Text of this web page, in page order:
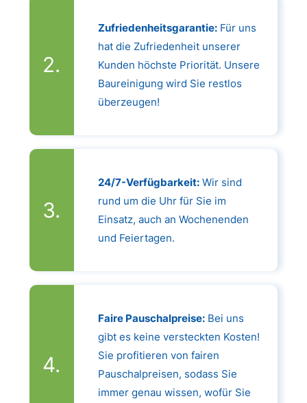
Zufriedenheitsgarantie:Für uns
hat die Zufriedenheit unserer
Kunden höchste Priorität. Unsere
Baureinigung wird Sie restlos
überzeugen!
24/7-Verfügbarkeit:Wir sind
rund um die Uhr für Sie im
Einsatz, auch an Wochenenden
und Feiertagen.
Faire Pauschalpreise:Bei uns
gibt es keine versteckten Kosten!
Sie profitieren von fairen
Pauschalpreisen, sodass Sie
immer genau wissen, wofür Sie